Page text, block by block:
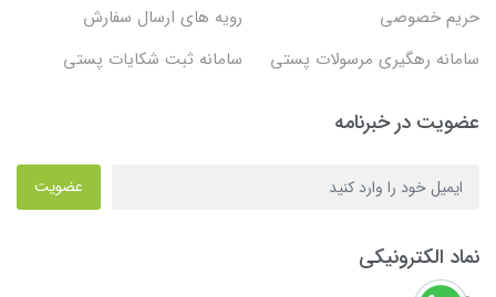
حریم خصوصی
رویه های ارسال سفارش
سامانه رهگیری مرسولات پستی
سامانه ثبت شکایات پستی
عضویت در خبرنامه
عضویت
نماد الکترونیکی